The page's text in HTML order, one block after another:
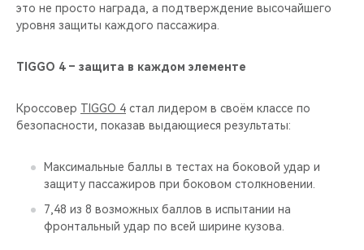
это не просто награда, а подтверждение высочайшего
уровня защиты каждого пассажира.
TIGGO 4 – защита в каждом элементе
Кроссовер TIGGO 4 стал лидером в своём классе по
безопасности, показав выдающиеся результаты:
Максимальные баллы в тестах на боковой удар и
защиту пассажиров при боковом столкновении.
7,48 из 8 возможных баллов в испытании на
фронтальный удар по всей ширине кузова.